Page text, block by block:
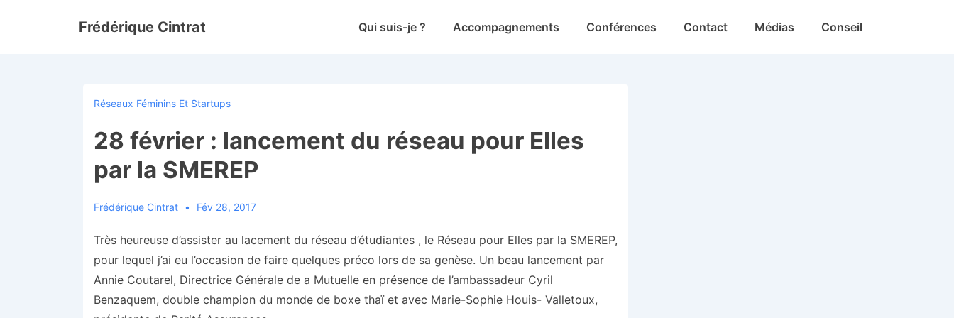
Frédérique Cintrat
MainQui suis-je ? Accompagnements Conférences Contact Médias Conseil
Réseaux Féminins Et Startups
28 février : lancement du réseau pour Elles
par la SMEREP
Frédérique Cintrat Fév 28, 2017
Très heureuse d’assister au lacement du réseau d’étudiantes , le Réseau pour Elles par la SMEREP,
pour lequel j’ai eu l’occasion de faire quelques préco lors de sa genèse. Un beau lancement par
Annie Coutarel, Directrice Générale de a Mutuelle en présence de l’ambassadeur Cyril
Benzaquem, double champion du monde de boxe thaï et avec Marie-Sophie Houis- Valletoux,